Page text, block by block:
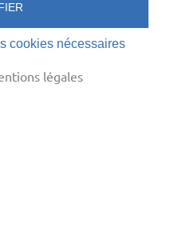
cookies nécessaires
légales